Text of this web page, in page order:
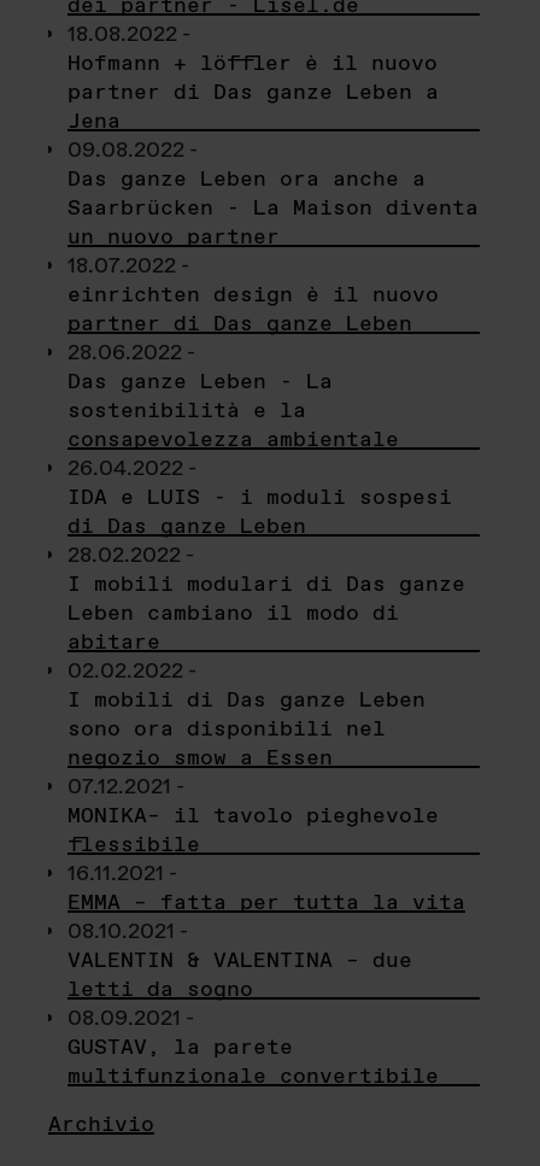
18.08.2022 -
Hofmann + löffler è il nuovo
partner di Das ganze Leben a
Jena
09.08.2022 -
Das ganze Leben ora anche a
Saarbrücken - La Maison diventa
un nuovo partner
18.07.2022 -
einrichten design è il nuovo
partner di Das ganze Leben
28.06.2022 -
Das ganze Leben - La
sostenibilità e la
consapevolezza ambientale
26.04.2022 -
IDA e LUIS - i moduli sospesi
di Das ganze Leben
28.02.2022 -
I mobili modulari di Das ganze
Leben cambiano il modo di
abitare
02.02.2022 -
I mobili di Das ganze Leben
sono ora disponibili nel
negozio smow a Essen
07.12.2021 -
MONIKA– il tavolo pieghevole
flessibile
16.11.2021 -
EMMA – fatta per tutta la vita
08.10.2021 -
VALENTIN & VALENTINA – due
letti da sogno
08.09.2021 -
GUSTAV, la parete
multifunzionale convertibile
Archivio